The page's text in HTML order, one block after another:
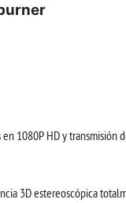
1080P HD y transmisión
3D estereoscópica